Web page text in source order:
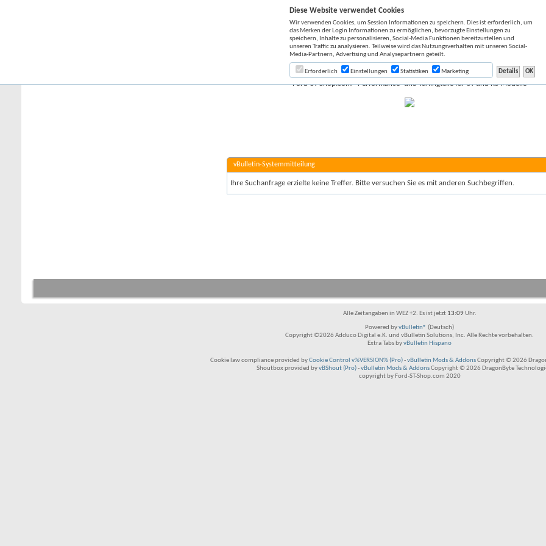
Ford-ST-Shop.com - Performance- und Tuningteile für ST und RS Modelle
vBulletin-Systemmitteilung
Ihre Suchanfrage erzielte keine Treffer. Bitte versuchen Sie es mit anderen Suchbegriffen.
Diese Website verwendet Cookies
Wir verwenden Cookies, um Session Informationen zu speichern. Dies ist erforderlich, um
das Merken der Login Informationen zu ermöglichen, bevorzugte Einstellungen zu
speichern, Inhalte zu personalisieren, Social-Media Funktionen bereitzustellen und
unseren Traffic zu analysieren. Teilweise wird das Nutzungsverhalten mit unseren Social-
Media-Partnern, Advertising und Analysepartnern geteilt.
Erforderlich Einstellungen Statistiken Marketing
Alle Zeitangaben in WEZ +2. Es ist jetzt 13:09Uhr.
Powered byvBulletin® (Deutsch)
Copyright ©2026 Adduco Digital e.K. und vBulletin Solutions, Inc. Alle Rechte vorbehalten.
Extra Tabs byvBulletin Hispano
Cookie law compliance provided byCookie Control v%VERSION% (Pro)-vBulletin Mods & AddonsCopyright © 2026
Shoutbox provided byvBShout (Pro)-vBulletin Mods & AddonsCopyright © 2026 DragonByte
copyright by Ford-ST-Shop.com 2020